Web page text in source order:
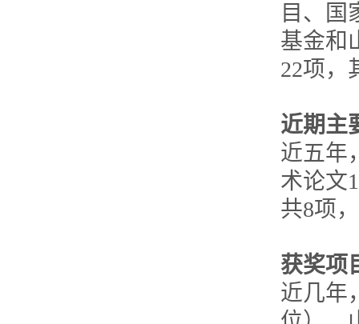
目、国
基金和
22项，
近期主
近五年
术论文
共8项
获奖项
近几年